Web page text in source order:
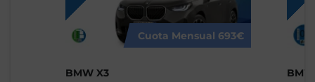
Cuota Mensual 693€
BMW X3